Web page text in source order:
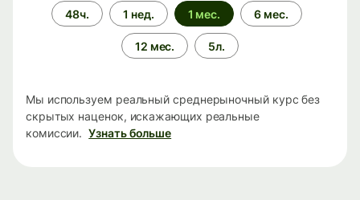
Период
времени
48ч. 1 нед. 1 мес. 6 мес.
12 мес. 5л.
Мы используем реальный среднерыночный курс без
скрытых наценок, искажающих реальные
комиссии. Узнать больше